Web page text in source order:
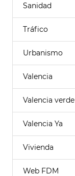
Sanidad
Tráfico
Urbanismo
Valencia
Valencia verde
Valencia Ya
Vivienda
Web FDM